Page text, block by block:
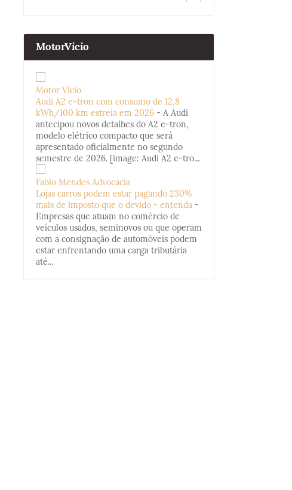
MotorVicio
Motor Vício
Audi A2 e-tron com consumo de 12,8
kWh/100 km estreia em 2026 - A Audi
antecipou novos detalhes do A2 e-tron,
modelo elétrico compacto que será
apresentado oficialmente no segundo
semestre de 2026. [image: Audi A2 e-tro...
Fabio Mendes Advocacia
Lojas carros podem estar pagando 230%
mais de imposto que o devido - entenda -
Empresas que atuam no comércio de
veículos usados, seminovos ou que operam
com a consignação de automóveis podem
estar enfrentando uma carga tributária
até...